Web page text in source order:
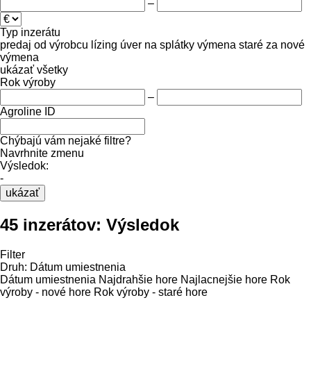
–
Typ inzerátu
predaj od výrobcu lízing úver na splátky výmena staré za nové
výmena
ukázať všetky
Rok výroby
–
Agroline ID
Chýbajú vám nejaké filtre?
Navrhnite zmenu
Výsledok:
-
ukázať
45 inzerátov: Výsledok
Filter
Druh: Dátum umiestnenia
Dátum umiestnenia Najdrahšie hore Najlacnejšie hore Rok
výroby - nové hore Rok výroby - staré hore